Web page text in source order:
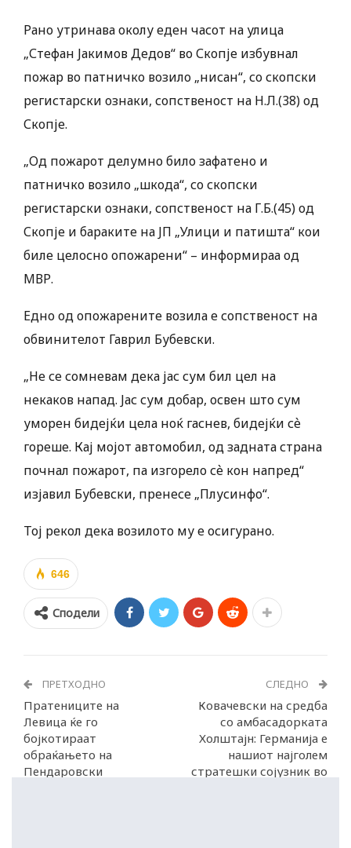
Рано утринава околу еден часот на улица
„Стефан Јакимов Дедов“ во Скопје избувнал
пожар во патничко возило „нисан“, со скопски
регистарски ознаки, сопственост на Н.Л.(38) од
Скопје.
„Од пожарот делумно било зафатено и
патничко возило „шкода“, со скопски
регистарски ознаки, сопственост на Г.Б.(45) од
Скопје и бараките на ЈП „Улици и патишта“ кои
биле целосно опожарени“ – информираа од
МВР.
Едно од опожарените возила е сопственост на
обвинителот Гаврил Бубевски.
„Не се сомневам дека јас сум бил цел на
некаков напад. Јас сум добар, освен што сум
уморен бидејќи цела ноќ гаснев, бидејќи сѐ
гореше. Кај мојот автомобил, од задната страна
почнал пожарот, па изгорело сѐ кон напред“
изјавил Бубевски, пренесе „Плусинфо“.
Тој рекол дека возилото му е осигурано.
646
Сподели
ПРЕТХОДНО
Пратениците на
Левица ќе го
бојкотираат
обраќањето на
Пендаровски
СЛЕДНО
Ковачевски на средба
со амбасадорката
Холштајн: Германија е
нашиот најголем
стратешки сојузник во